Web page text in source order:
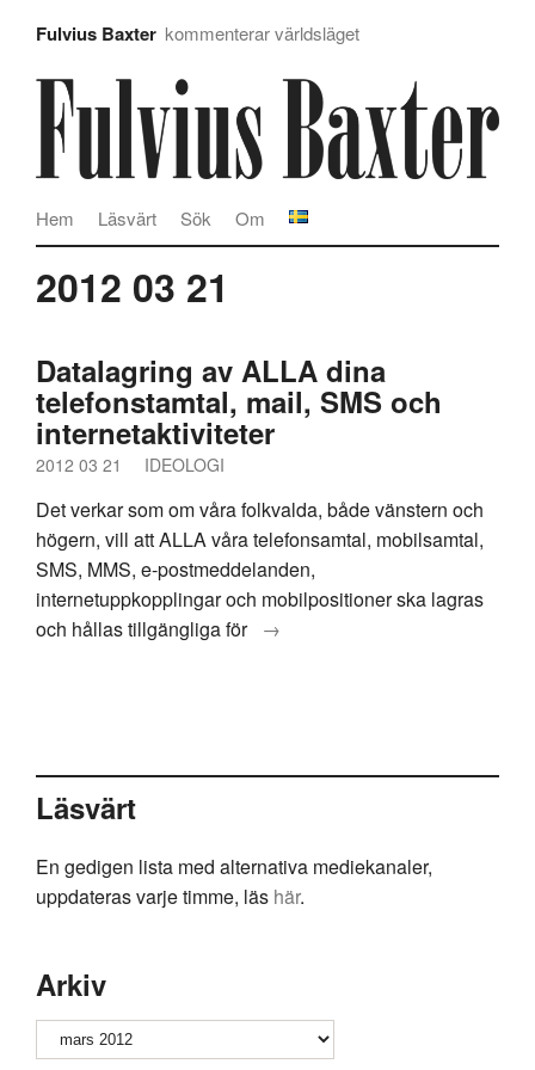
Fulvius Baxter kommenterar världsläget
Om
Sök
Läsvärt
Hem
2012 03 21
Datalagring av ALLA dina
telefonstamtal, mail, SMS och
internetaktiviteter
2012 03 21 IDEOLOGI
Det verkar som om våra folkvalda, både vänstern och
högern, vill att ALLA våra telefonsamtal, mobilsamtal,
SMS, MMS, e-postmeddelanden,
internetuppkopplingar och mobilpositioner ska lagras
och hållas tillgängliga för →
Läsvärt
En gedigen lista med alternativa mediekanaler,
uppdateras varje timme, läs här.
Arkiv
Arkiv